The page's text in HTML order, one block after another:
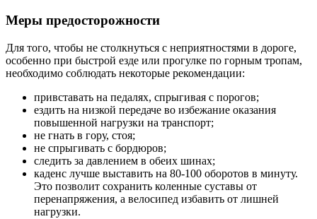
Меры предосторожности
Для того, чтобы не столкнуться с неприятностями в дороге,
особенно при быстрой езде или прогулке по горным тропам,
необходимо соблюдать некоторые рекомендации:
привставать на педалях, спрыгивая с порогов;
ездить на низкой передаче во избежание оказания
повышенной нагрузки на транспорт;
не гнать в гору, стоя;
не спрыгивать с бордюров;
следить за давлением в обеих шинах;
каденс лучше выставить на 80-100 оборотов в минуту.
Это позволит сохранить коленные суставы от
перенапряжения, а велосипед избавить от лишней
нагрузки.